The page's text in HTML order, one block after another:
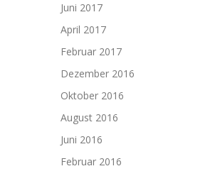
Juni 2017
April 2017
Februar 2017
Dezember 2016
Oktober 2016
August 2016
Juni 2016
Februar 2016